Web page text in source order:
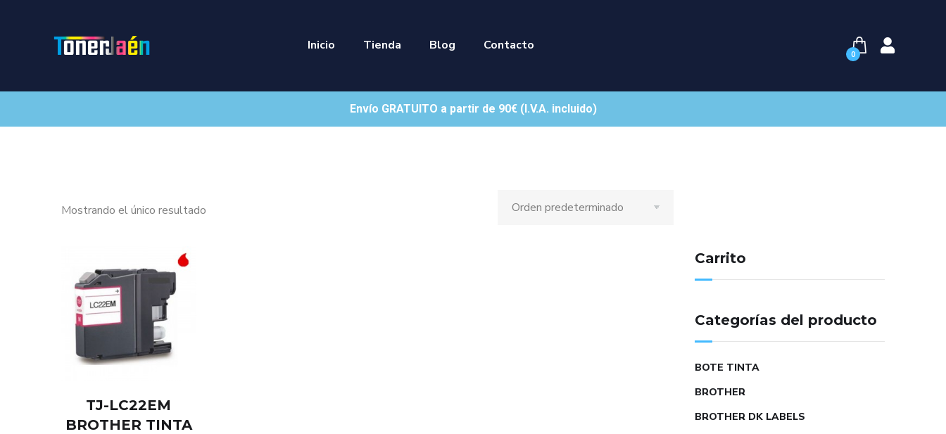
Inicio Tienda Blog Contacto
0
Envío GRATUITO a partir de 90€ (I.V.A. incluido)
Mostrando el único resultado
TJ-LC22EM
BROTHER TINTA
Carrito
Categorías del producto
BOTE TINTA
BROTHER
BROTHER DK LABELS